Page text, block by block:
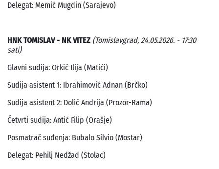
Delegat: Memić Mugdin (Sarajevo)
HNK TOMISLAV - NK VITEZ (Tomislavgrad, 24.05.2026. - 17:30
sati)
Glavni sudija: Orkić Ilija (Matići)
Sudija asistent 1: Ibrahimović Adnan (Brčko)
Sudija asistent 2: Dolić Andrija (Prozor-Rama)
Četvrti sudija: Antić Filip (Orašje)
Posmatrač suđenja: Bubalo Silvio (Mostar)
Delegat: Pehilj Nedžad (Stolac)